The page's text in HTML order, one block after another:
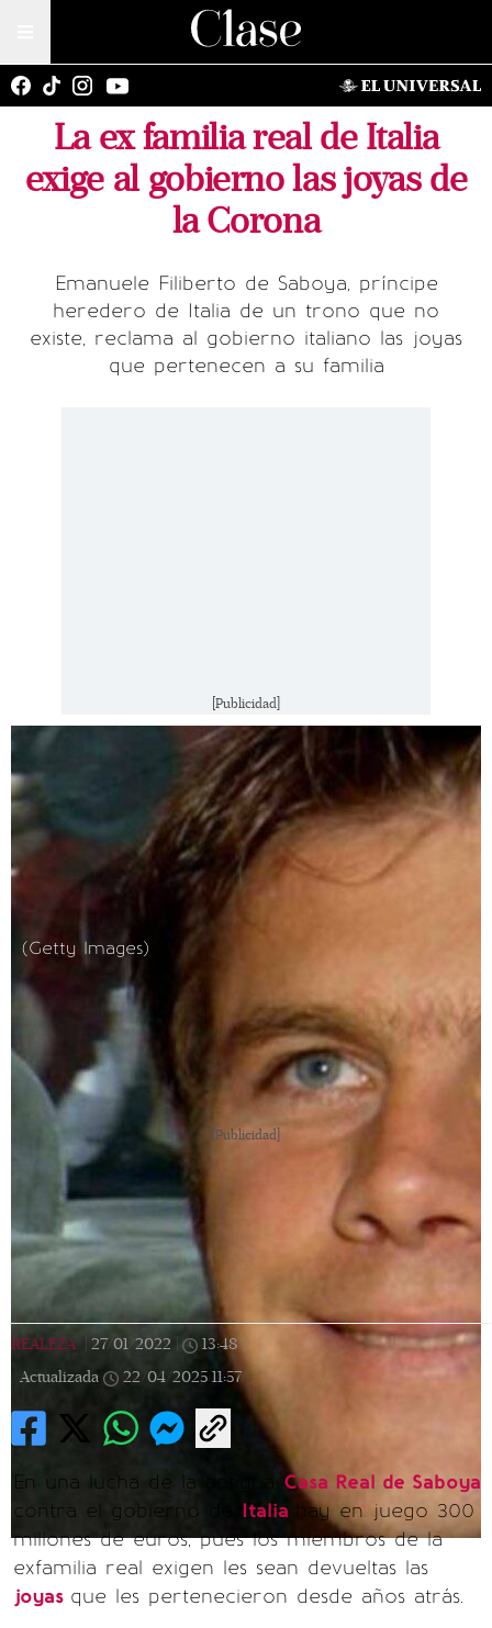
La ex familia real de Italia
exige al gobierno las joyas de
la Corona
Emanuele Filiberto de Saboya, príncipe
heredero de Italia de un trono que no
existe, reclama al gobierno italiano las joyas
que pertenecen a su familia
[Publicidad]
(Getty Images)
[Publicidad]
REALEZA 27/01/2022 13:48
Actualizada
22/04/2025 11:57
En una lucha de la antigua Casa Real de Saboya
contra el gobierno de Italia hay en juego 300
millones de euros, pues los miembros de la
exfamilia real exigen les sean devueltas las
joyas que les pertenecieron desde años atrás.